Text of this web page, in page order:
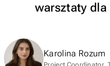
warsztaty
Karolina Rozum